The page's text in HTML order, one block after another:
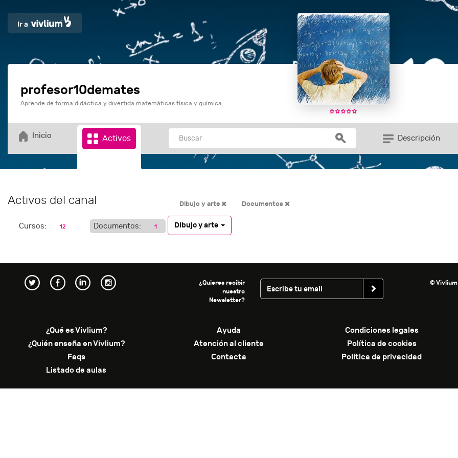
profesor10demates
Aprende de forma didáctica y divertida matemáticas física y química
Inicio Activos Descripción
Activos del canal Documentos
Dibujo y arte
Cursos: 12 Documentos: 1 Dibujo y arte
¿Quieres recibir
nuestro
Newsletter?
© Vivlium
¿Qué es Vivlium? Ayuda
Condiciones legales
¿Quién enseña en Vivlium?
Atención al cliente
Política de cookies
Faqs
Contacta
Política de privacidad
Listado de aulas